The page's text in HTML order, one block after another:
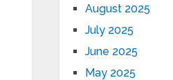
August 2025
July 2025
June 2025
May 2025